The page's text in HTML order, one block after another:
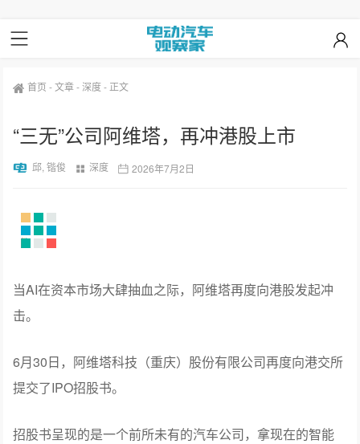
首页 -文章-深度- 正文
“三无”公司阿维塔，再冲港股上市
邱, 锴俊 深度 2026年7月2日
当AI在资本市场大肆抽血之际，阿维塔再度向港股发起冲
击。
6月30日，阿维塔科技（重庆）股份有限公司再度向港交所
提交了IPO招股书。
招股书呈现的是一个前所未有的汽车公司，拿现在的智能